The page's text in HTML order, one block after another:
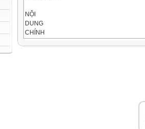
NỘI
DUNG
CHÍNH